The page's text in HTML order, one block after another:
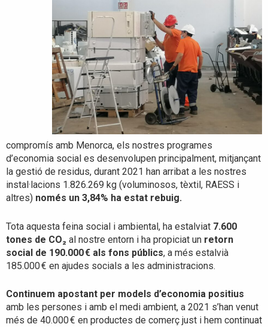
compromís amb Menorca, els nostres programes
d’economia social es desenvolupen principalment, mitjançant
la gestió de residus, durant 2021 han arribat a les nostres
instal·lacions 1.826.269 kg (voluminosos, tèxtil, RAESS i
altres) només un 3,84% ha estat rebuig.
Tota aquesta feina social i ambiental, ha estalviat 7.600
tones de CO₂ al nostre entorn i ha propiciat un retorn
social de 190.000 € als fons públics, a més estalvià
185.000 € en ajudes socials a les administracions.
Continuem apostant per models d’economia positius
amb les persones i amb el medi ambient, a 2021 s’han venut
més de 40.000 € en productes de comerç just i hem continuat